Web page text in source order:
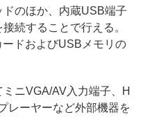
のほか、内蔵USB端子
続することで行える。
ドおよびUSBメモリの
ニVGA/AV入力端子、H
レーヤーなど外部機器を